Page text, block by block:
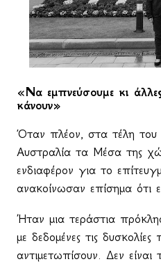
«Να εμπνεύσουμε κι
κάνουν»
Όταν πλέον, στα τέλη
Αυστραλία τα Μέσα της
ενδιαφέρον για το
ανακοίνωσαν επίσημα ότι
Ήταν μια τεράστια
με δεδομένες τις
αντιμετωπίσουν. Δεν